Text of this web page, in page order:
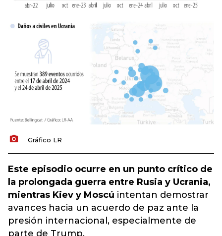
Gráfico LR
Este episodio ocurre en un punto crítico de
la prolongada guerra entre Rusia y Ucrania,
mientras Kiev y Moscú intentan demostrar
avances hacia un acuerdo de paz ante la
presión internacional, especialmente de
parte de Trump.